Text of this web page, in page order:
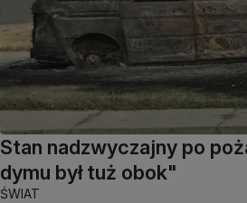
Stan nadzwyczajny po
dymu był tuż obok"
ŚWIAT